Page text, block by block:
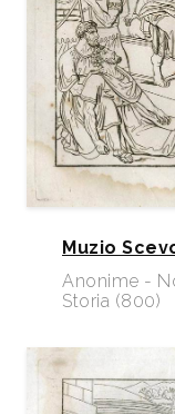
Muzio
Anonime -
Storia (800)